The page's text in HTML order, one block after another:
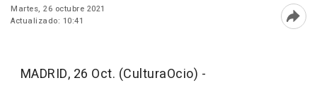
Martes, 26 octubre 2021
Actualizado: 10:41
MADRID, 26 Oct. (CulturaOcio) -